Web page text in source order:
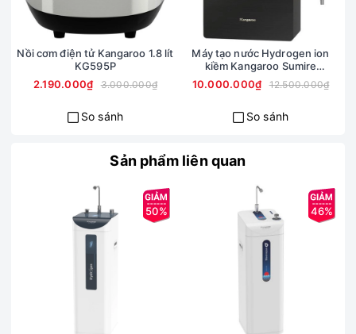
Nồi cơm điện tử Kangaroo 1.8 lít
KG595P
2.190.000₫
3.000.000₫
So sánh
Máy tạo nước Hydrogen ion
kiềm Kangaroo Sumire
KGRF04E
10.000.000₫ 12.500.000₫
So sánh
Sản phẩm liên quan
50% 46%